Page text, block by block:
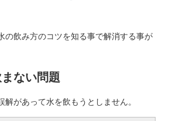
の飲み方のコツを知る事で解消する事が
ない問題
解があって水を飲もうとしません。